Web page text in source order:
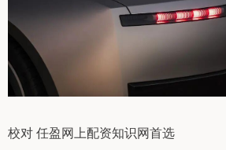
校对 任盈网上配资知识网首选